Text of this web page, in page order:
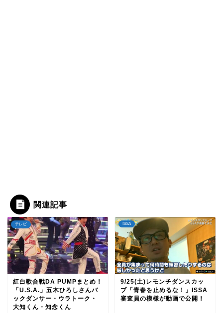
関連記事
テレビ
紅白歌合戦DA PUMPまとめ！
「U.S.A.」五木ひろしさんバ
ックダンサー・ウラトーク・
大知くん・知念くん
ISSA
9/25(土)レモンチダンスカッ
プ「青春を止めるな！」ISSA
審査員の模様が動画で公開！